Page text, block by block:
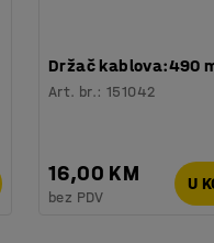
Držač kablova:490
Art. br.:151042
16,00 KM
bez PDV
U